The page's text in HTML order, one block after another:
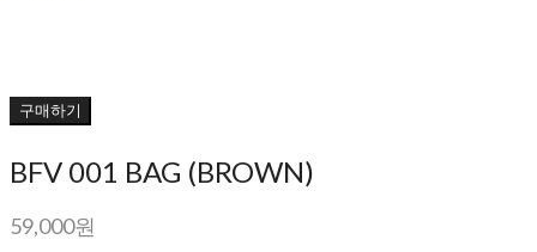
구매하기
BFV 001 BAG (BROWN)
59,000원